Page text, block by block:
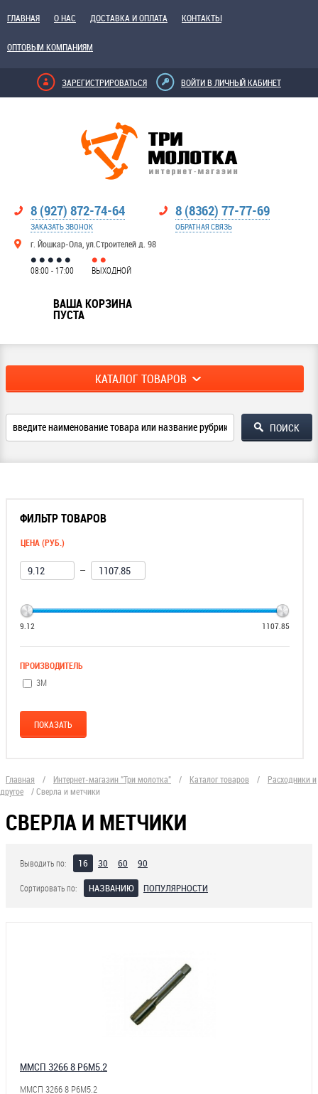
ГЛАВНАЯ О НАС ДОСТАВКА И ОПЛАТА КОНТАКТЫ
ОПТОВЫМ КОМПАНИЯМ
ЗАРЕГИСТРИРОВАТЬСЯ ВОЙТИ В ЛИЧНЫЙ КАБИНЕТ
8 (927) 872-74-64
ЗАКАЗАТЬ ЗВОНОК
г. Йошкар-Ола, ул.Строителей д. 98
8 (8362) 77-77-69
ОБРАТНАЯ СВЯЗЬ
08:00 - 17:00 ВЫХОДНОЙ
ВАША КОРЗИНА
ПУСТА
КАТАЛОГ ТОВАРОВ
ФИЛЬТР ТОВАРОВ
ЦЕНА (РУБ.)
—
9.12 1107.85
ПРОИЗВОДИТЕЛЬ
3М
Главная / Интернет-магазин "Три молотка" / Каталог товаров /
Расходники и
другое
/Сверла и метчики
СВЕРЛА И МЕТЧИКИ
Выводить по: 16 30 60 90
Сортировать по: НАЗВАНИЮ ПОПУЛЯРНОСТИ
ММСП 3266 8 Р6М5.2
ММСП 3266 8 Р6М5.2